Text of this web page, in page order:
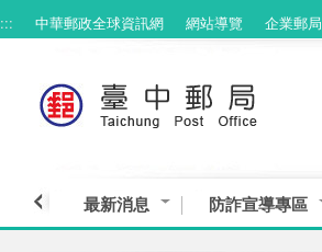
跳到主要內容區塊
::: 中華郵政全球資訊網 網站導覽 企業郵局
最新消息 防詐宣導專區